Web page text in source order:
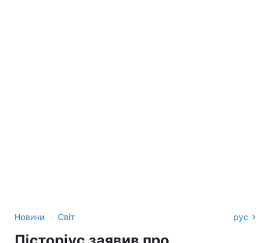
Новини › Світ рус